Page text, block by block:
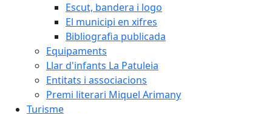
Escut, bandera i logo
El municipi en xifres
Bibliografia publicada
Equipaments
Llar d'infants La Patuleia
Entitats i associacions
Premi literari Miquel Arimany
Turisme